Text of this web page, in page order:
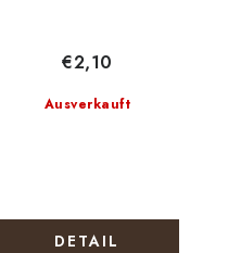
Ausverkauft
€2,10
DETAIL